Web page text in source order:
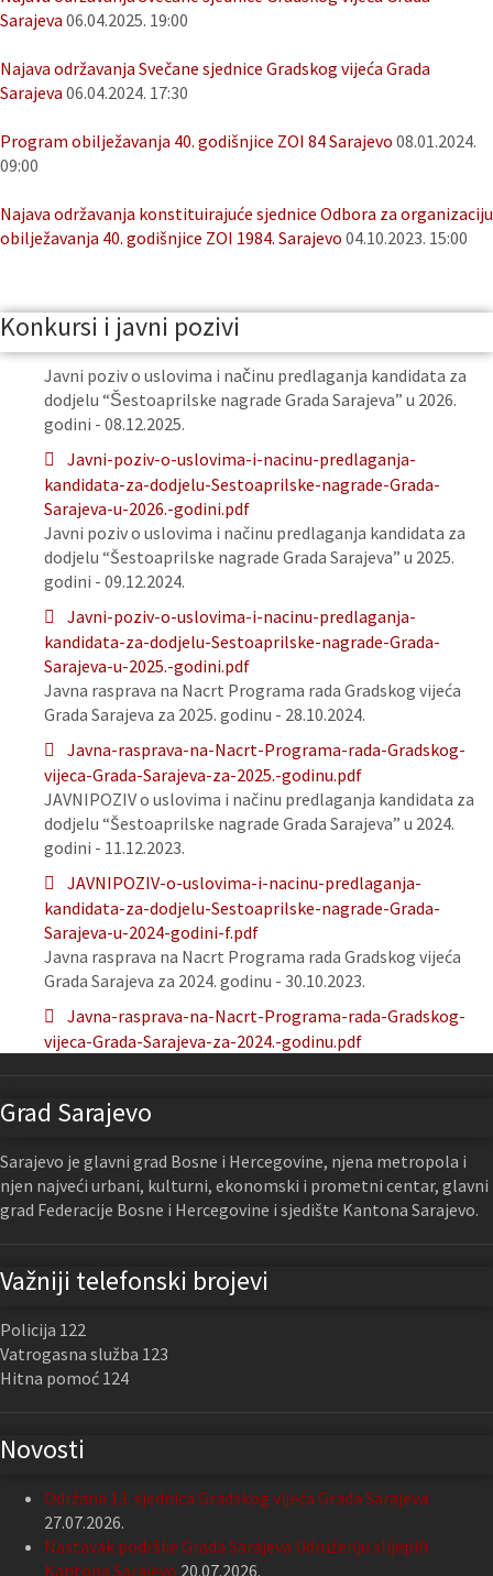
Sarajeva 06.04.2025. 19:00
Najava održavanja Svečane sjednice Gradskog vijeća Grada
Sarajeva 06.04.2024. 17:30
Program obilježavanja 40. godišnjice ZOI 84 Sarajevo 08.01.2024.
09:00
Najava održavanja konstituirajuće sjednice Odbora za organizaciju
obilježavanja 40. godišnjice ZOI 1984. Sarajevo 04.10.2023. 15:00
Konkursi i javni pozivi
Javni poziv o uslovima i načinu predlaganja kandidata za
dodjelu “Šestoaprilske nagrade Grada Sarajeva” u 2026.
godini - 08.12.2025.
Javni-poziv-o-uslovima-i-nacinu-predlaganja-
kandidata-za-dodjelu-Sestoaprilske-nagrade-Grada-
Sarajeva-u-2026.-godini.pdf
Javni poziv o uslovima i načinu predlaganja kandidata za
dodjelu “Šestoaprilske nagrade Grada Sarajeva” u 2025.
godini - 09.12.2024.
Javni-poziv-o-uslovima-i-nacinu-predlaganja-
kandidata-za-dodjelu-Sestoaprilske-nagrade-Grada-
Sarajeva-u-2025.-godini.pdf
Javna rasprava na Nacrt Programa rada Gradskog vijeća
Grada Sarajeva za 2025. godinu - 28.10.2024.
Javna-rasprava-na-Nacrt-Programa-rada-Gradskog-
vijeca-Grada-Sarajeva-za-2025.-godinu.pdf
JAVNIPOZIV o uslovima i načinu predlaganja kandidata za
dodjelu “Šestoaprilske nagrade Grada Sarajeva” u 2024.
godini - 11.12.2023.
JAVNIPOZIV-o-uslovima-i-nacinu-predlaganja-
kandidata-za-dodjelu-Sestoaprilske-nagrade-Grada-
Sarajeva-u-2024-godini-f.pdf
Javna rasprava na Nacrt Programa rada Gradskog vijeća
Grada Sarajeva za 2024. godinu - 30.10.2023.
Javna-rasprava-na-Nacrt-Programa-rada-Gradskog-
vijeca-Grada-Sarajeva-za-2024.-godinu.pdf
Grad Sarajevo
Sarajevo je glavni grad Bosne i Hercegovine, njena metropola i
njen najveći urbani, kulturni, ekonomski i prometni centar, glavni
grad Federacije Bosne i Hercegovine i sjedište Kantona Sarajevo.
Važniji telefonski brojevi
Policija 122
Vatrogasna služba 123
Hitna pomoć 124
Novosti
Održana 13. sjednica Gradskog vijeća Grada Sarajeva
27.07.2026.
Nastavak podrške Grada Sarajeva Udruženju slijepih
Kantona Sarajevo 20.07.2026.